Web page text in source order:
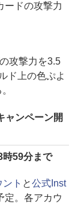
ードの攻撃力
攻撃力を3.5
ド上の色ぷよ
ャンペーン開
時59分まで
ト と公式Inst
定。各アカウ